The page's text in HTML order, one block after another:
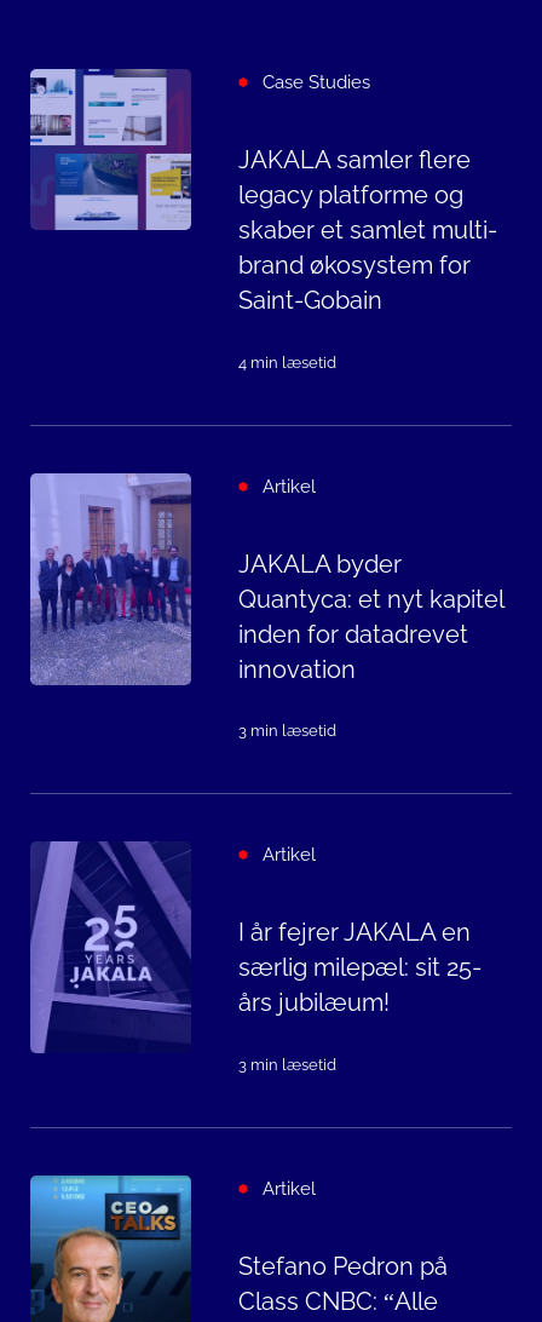
Case Studies
JAKALA samler flere
legacy platforme og
skaber et samlet multi-
brand økosystem for
Saint-Gobain
4 min læsetid
Artikel
JAKALA byder
Quantyca: et nyt kapitel
inden for datadrevet
innovation
3 min læsetid
Artikel
I år fejrer JAKALA en
særlig milepæl: sit 25-
års jubilæum!
3 min læsetid
Artikel
Stefano Pedron på
Class CNBC: “Alle